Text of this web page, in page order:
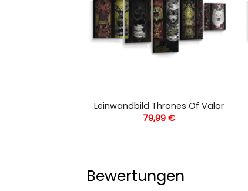
Leinwandbild Thrones Of Valor
79,99 €
Bewertungen